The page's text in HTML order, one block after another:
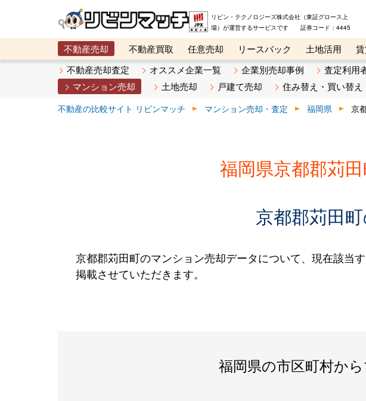
リビン・テクノロジーズ株式会社（東証グロース上
場）が運営するサービスです 証券コード：4445
不動産売却 不動産買取 任意売却 リースバック 土地活用
メタ住宅展示場
ベスト不動産カンパニー オンライン講座 リビンマ
不動産売却査定 オススメ企業一覧 企業別売却事例 査定利用
マンション売却
土地売却 戸建て売却 住み替え・買い替え
不動産の比較サイト リビンマッチ マンション売却・査定 福岡県 京
福岡県京都郡苅
京都郡苅田
京都郡苅田町のマンション売却データについて、現在該当
掲載させていただきます。
福岡県の市区町村か